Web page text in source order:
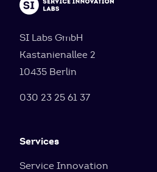
SI Labs GmbH
Kastanienallee 2
10435 Berlin
030 23 25 61 37
Services
Service Innovation